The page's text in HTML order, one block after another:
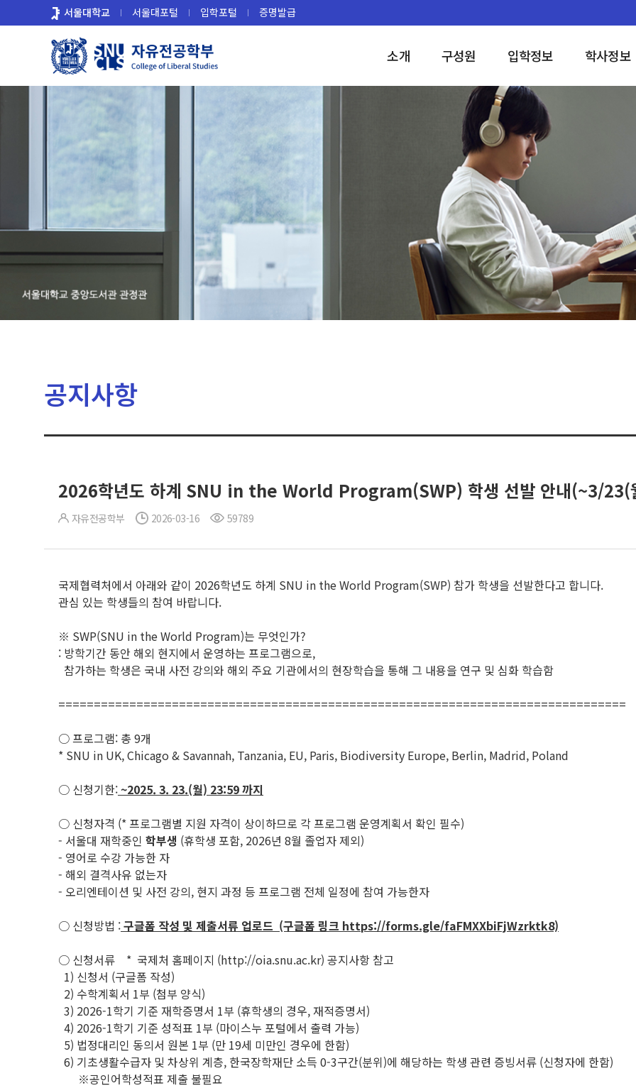
로
서울대학교 서울대포털 입학포털 증명발급
소개 구성원 입학정보 학사정보
공지사항
2026학년도 하계 SNU in the World Program(SWP) 학생 선발 안내(~3/
자유전공학부 2026-03-16 59789
국제협력처에서 아래와 같이 2026학년도 하계 SNU in the World Program(SWP) 참가 학생을 선발한다고 합니다.
관심 있는 학생들의 참여 바랍니다.
※ SWP(SNU in the World Program)는 무엇인가?
: 방학기간 동안 해외 현지에서 운영하는 프로그램으로,
참가하는 학생은 국내 사전 강의와 해외 주요 기관에서의 현장학습을 통해 그 내용을 연구 및 심화 학습함
================================================================================
○ 프로그램: 총 9개
* SNU in UK, Chicago & Savannah, Tanzania, EU, Paris, Biodiversity Europe, Berlin, Madrid, Poland
○ 신청기한:~2025. 3. 23.(월) 23:59 까지
○ 신청자격 (* 프로그램별 지원 자격이 상이하므로 각 프로그램 운영계획서 확인 필수)
- 서울대 재학중인 학부생 (휴학생 포함, 2026년 8월 졸업자 제외)
- 영어로 수강 가능한 자
- 해외 결격사유 없는자
- 오리엔테이션 및 사전 강의, 현지 과정 등 프로그램 전체 일정에 참여 가능한자
○ 신청방법 :구글폼 작성 및 제출서류 업로드 (구글폼 링크 https://forms.gle/faFMXXbiFjWzrktk8)
○ 신청서류 * 국제처 홈페이지 (http://oia.snu.ac.kr) 공지사항 참고
1) 신청서 (구글폼 작성)
2) 수학계획서 1부 (첨부 양식)
3) 2026-1학기 기준 재학증명서 1부 (휴학생의 경우, 재적증명서)
4) 2026-1학기 기준 성적표 1부 (마이스누 포털에서 출력 가능)
5) 법정대리인 동의서 원본 1부 (만 19세 미만인 경우에 한함)
6) 기초생활수급자 및 차상위 계층, 한국장학재단 소득 0-3구간(분위)에 해당하는 학생 관련 증빙서류 (신청자에 한함)
※공인어학성적표 제출 불필요